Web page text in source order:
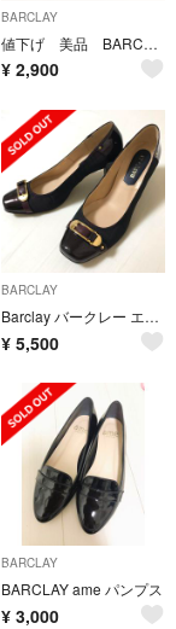
BARCLAY
値下げ 美品 BARCLAY レースアップ シューズ ネイビー
¥ 2,900
BARCLAY
Barclay バークレー エナメル バーガンディ ワインレッド パンプス
¥ 5,500
BARCLAY
BARCLAY ame パンプス
¥ 3,000